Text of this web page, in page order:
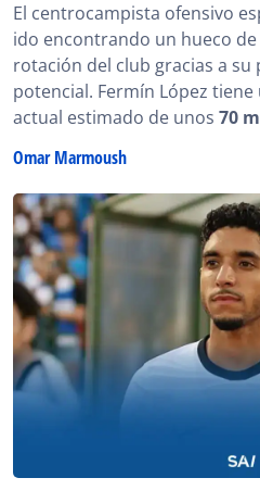
El centrocampista ofensivo
ido encontrando un hueco
rotación del club gracias a
potencial. Fermín López
actual estimado de unos 70
Omar Marmoush